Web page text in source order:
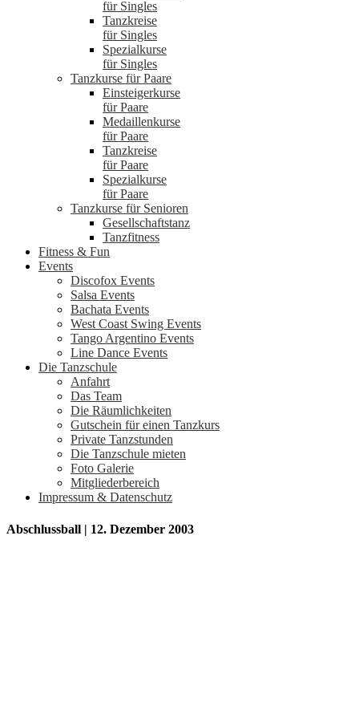
für Singles
Tanzkreise
für Singles
Spezialkurse
für Singles
Tanzkurse für Paare
Einsteigerkurse
für Paare
Medaillenkurse
für Paare
Tanzkreise
für Paare
Spezialkurse
für Paare
Tanzkurse für Senioren
Gesellschaftstanz
Tanzfitness
Fitness & Fun
Events
Discofox Events
Salsa Events
Bachata Events
West Coast Swing Events
Tango Argentino Events
Line Dance Events
Die Tanzschule
Anfahrt
Das Team
Die Räumlichkeiten
Gutschein für einen Tanzkurs
Private Tanzstunden
Die Tanzschule mieten
Foto Galerie
Mitgliederbereich
Impressum & Datenschutz
Abschlussball | 12. Dezember 2003